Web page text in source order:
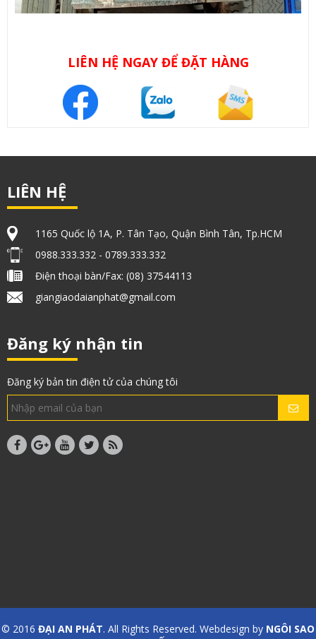
LIÊN HỆ NGAY ĐỂ ĐẶT HÀNG
LIÊN HỆ
1165 Quốc lộ 1A, P. Tân Tạo, Quận Bình Tân, Tp.HCM
0988.333.332 - 0789.333.332
Điện thoại bàn/Fax: (08) 37544113
giangiaodaianphat@gmail.com
Đăng ký nhận tin
Đăng ký bản tin điện tử của chúng tôi
© 2016 ĐẠI AN PHÁT. All Rights Reserved. Webdesign by NGÔI SAO